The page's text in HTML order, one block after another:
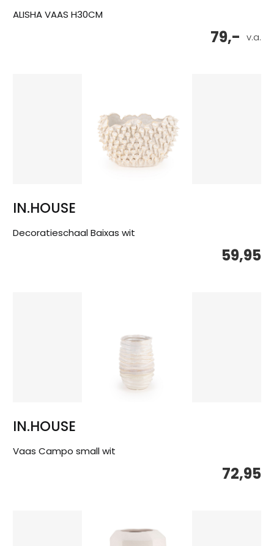
ALISHA VAAS H30CM
v.a.
79,-
IN.HOUSE
Decoratieschaal Baixas wit
59,95
IN.HOUSE
Vaas Campo small wit
72,95